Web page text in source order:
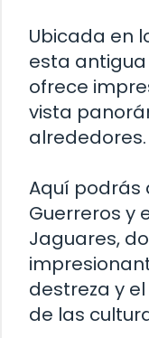
Ubicada en
esta
ofrece
vista
alrededores.
Aquí podrás
Guerreros y
Jaguares,
destreza y
de las